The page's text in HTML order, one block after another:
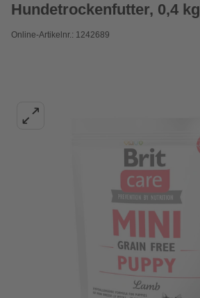
Hundetrockenfutter, 0,4 kg
Online-Artikelnr.: 1242689